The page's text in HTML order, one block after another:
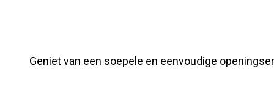
Geniet van een soepele en eenvoudige